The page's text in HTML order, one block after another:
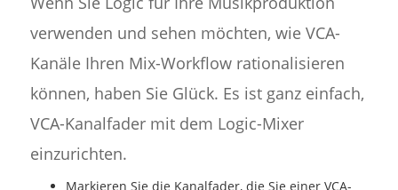
verwenden und sehen möchten, wie VCA-
Kanäle Ihren Mix-Workflow rationalisieren
können, haben Sie Glück. Es ist ganz einfach,
VCA-Kanalfader mit dem Logic-Mixer
einzurichten.
Markieren Sie die Kanalfader, die Sie einer VCA-